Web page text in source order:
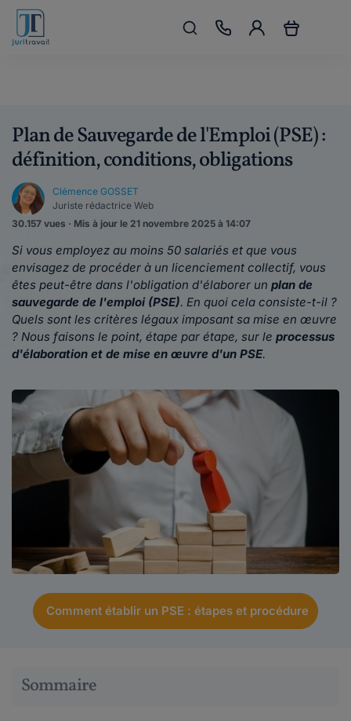
Plan de Sauvegarde de l'Emploi (PSE) :
définition, conditions, obligations
Clémence GOSSET
Juriste rédactrice Web
30.157 vues · Mis à jour le 21 novembre 2025 à 14:07
Si vous employez au moins 50 salariés et que vous
envisagez de procéder à un licenciement collectif, vous
êtes peut-être dans l'obligation d'élaborer un plan de
sauvegarde de l'emploi (PSE). En quoi cela consiste-t-il ?
Quels sont les critères légaux imposant sa mise en œuvre
? Nous faisons le point, étape par étape, sur le processus
d'élaboration et de mise en œuvre d'un PSE.
Comment établir un PSE : étapes et procédure
Sommaire